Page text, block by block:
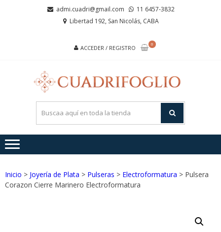
admi.cuadri@gmail.com
11 6457-3832
Libertad 192, San Nicolás, CABA
ACCEDER / REGISTRO
0
Inicio > Joyería de Plata > Pulseras > Electroformatura > Pulsera
Corazon Cierre Marinero Electroformatura